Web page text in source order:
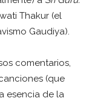
Thakur (el
Gaudiya).
comentarios,
(que
esencia de la